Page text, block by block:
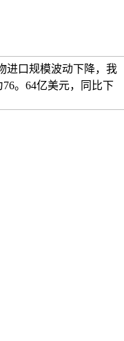
进口规模波动下降，我
。64亿美元，同比下